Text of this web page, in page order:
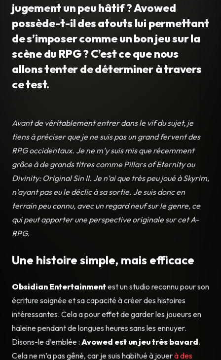
jugement un peu hâtif ? Avowed
possède-t-il des atouts lui permettant
de s’imposer comme un bon jeu sur la
scène du RPG ? C’est ce que nous
allons tenter de déterminer à travers
ce test.
Avant de véritablement entrer dans le vif du sujet, je
tiens à préciser que je ne suis pas un grand fervent des
RPG occidentaux. Je ne m’y suis mis que récemment
grâce à de grands titres comme Pillars of Eternity ou
Divinity: Original Sin II. Je n’ai que très peu joué à Skyrim,
n’ayant pas eu le déclic à sa sortie. Je suis donc en
terrain peu connu, avec un regard neuf sur le genre, ce
qui peut apporter une perspective originale sur cet A-
RPG.
Une histoire simple, mais efficace
Obsidian Entertainmentest un studio reconnu pour son
écriture soignée et sa capacité à créer des histoires
intéressantes. Cela a pour effet de garder les joueurs en
haleine pendant de longues heures sans les ennuyer.
Disons-le d’emblée : Avowed est un jeu très bavard.
Cela ne m’a pas gêné, car je suis habitué à jouerà des